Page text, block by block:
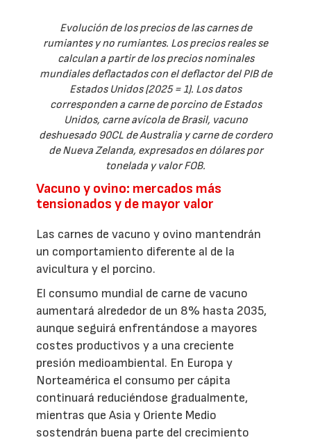
Evolución de los precios de las carnes de
rumiantes y no rumiantes. Los precios reales se
calculan a partir de los precios nominales
mundiales deflactados con el deflactor del PIB de
Estados Unidos (2025 = 1). Los datos
corresponden a carne de porcino de Estados
Unidos, carne avícola de Brasil, vacuno
deshuesado 90CL de Australia y carne de cordero
de Nueva Zelanda, expresados en dólares por
tonelada y valor FOB.
Vacuno y ovino: mercados más
tensionados y de mayor valor
Las carnes de vacuno y ovino mantendrán
un comportamiento diferente al de la
avicultura y el porcino.
El consumo mundial de carne de vacuno
aumentará alrededor de un 8% hasta 2035,
aunque seguirá enfrentándose a mayores
costes productivos y a una creciente
presión medioambiental. En Europa y
Norteamérica el consumo per cápita
continuará reduciéndose gradualmente,
mientras que Asia y Oriente Medio
sostendrán buena parte del crecimiento